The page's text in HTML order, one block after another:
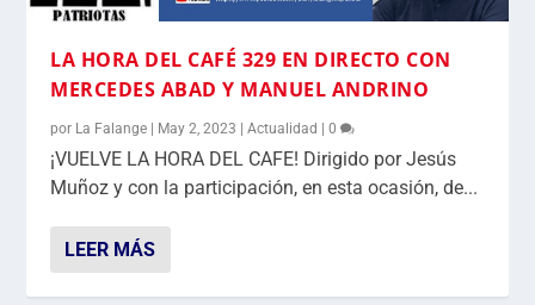
LA HORA DEL CAFÉ 329 EN DIRECTO CON
MERCEDES ABAD Y MANUEL ANDRINO
por La Falange | May 2, 2023 |Actualidad |0
¡VUELVE LA HORA DEL CAFE! Dirigido por Jesús
Muñoz y con la participación, en esta ocasión, de...
LEER MÁS